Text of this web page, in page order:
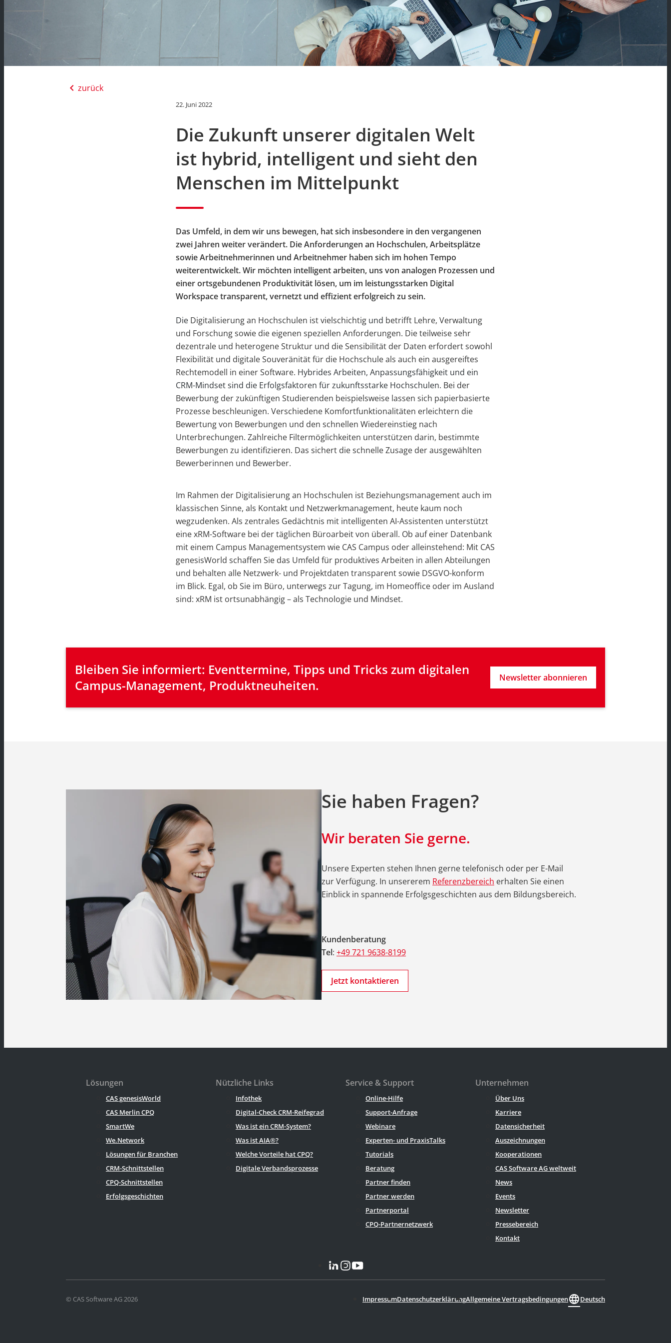
chevron_left zurück
22. Juni 2022
Die Zukunft unserer digitalen Welt
ist hybrid, intelligent und sieht den
Menschen im Mittelpunkt
Das Umfeld, in dem wir uns bewegen, hat sich insbesondere in den vergangenen
zwei Jahren weiter verändert. Die Anforderungen an Hochschulen, Arbeitsplätze
sowie Arbeitnehmerinnen und Arbeitnehmer haben sich im hohen Tempo
weiterentwickelt. Wir möchten intelligent arbeiten, uns von analogen Prozessen und
einer ortsgebundenen Produktivität lösen, um im leistungsstarken Digital
Workspace transparent, vernetzt und effizient erfolgreich zu sein.
Die Digitalisierung an Hochschulen ist vielschichtig und betrifft Lehre, Verwaltung
und Forschung sowie die eigenen speziellen Anforderungen. Die teilweise sehr
dezentrale und heterogene Struktur und die Sensibilität der Daten erfordert sowohl
Flexibilität und digitale Souveränität für die Hochschule als auch ein ausgereiftes
Rechtemodell in einer Software. Hybrides Arbeiten, Anpassungsfähigkeit und ein
CRM-Mindset sind die Erfolgsfaktoren für zukunftsstarke Hochschulen. Bei der
Bewerbung der zukünftigen Studierenden beispielsweise lassen sich papierbasierte
Prozesse beschleunigen. Verschiedene Komfortfunktionalitäten erleichtern die
Bewertung von Bewerbungen und den schnellen Wiedereinstieg nach
Unterbrechungen. Zahlreiche Filtermöglichkeiten unterstützen darin, bestimmte
Bewerbungen zu identifizieren. Das sichert die schnelle Zusage der ausgewählten
Bewerberinnen und Bewerber.
Im Rahmen der Digitalisierung an Hochschulen ist Beziehungsmanagement auch im
klassischen Sinne, als Kontakt und Netzwerkmanagement, heute kaum noch
wegzudenken. Als zentrales Gedächtnis mit intelligenten AI-Assistenten unterstützt
eine xRM-Software bei der täglichen Büroarbeit von überall. Ob auf einer Datenbank
mit einem Campus Managementsystem wie CAS Campus oder alleinstehend: Mit CAS
genesisWorld schaffen Sie das Umfeld für produktives Arbeiten in allen Abteilungen
und behalten alle Netzwerk- und Projektdaten transparent sowie DSGVO-konform
im Blick. Egal, ob Sie im Büro, unterwegs zur Tagung, im Homeoffice oder im Ausland
sind: xRM ist ortsunabhängig – als Technologie und Mindset.
Bleiben Sie informiert: Eventtermine, Tipps und Tricks zum digitalen
Campus-Management, Produktneuheiten.
Newsletter abonnieren
Sie haben Fragen?
Wir beraten Sie gerne.
Unsere Experten stehen Ihnen gerne telefonisch oder per E-Mail
zur Verfügung. In unsererem Referenzbereich erhalten Sie einen
Einblick in spannende Erfolgsgeschichten aus dem Bildungsbereich.
Kundenberatung
Tel: +49 721 9638-8199
Jetzt kontaktieren
Lösungen
CAS genesisWorld
CAS Merlin CPQ
SmartWe
We.Network
Lösungen für Branchen
CRM-Schnittstellen
CPQ-Schnittstellen
Erfolgsgeschichten
Nützliche Links
Infothek
Digital-Check CRM-Reifegrad
Was ist ein CRM-System?
Was ist AIA®?
Welche Vorteile hat CPQ?
Digitale Verbandsprozesse
Service & Support
Online-Hilfe
Support-Anfrage
Webinare
Experten- und PraxisTalks
Tutorials
Beratung
Partner finden
Partner werden
Partnerportal
CPQ-Partnernetzwerk
Unternehmen
Über Uns
Karriere
Datensicherheit
Auszeichnungen
Kooperationen
CAS Software AG weltweit
News
Events
Newsletter
Pressebereich
Kontakt
© CAS Software AG 2026 ImpressumDatenschutzerklärungAllgemeine VertragsbedingungenlanguageDeutsch